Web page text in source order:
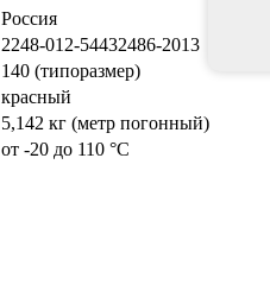
Россия
2248-012-54432486-2013
140 (типоразмер)
красный
5,142 кг (метр погонный)
от -20 до 110 °С